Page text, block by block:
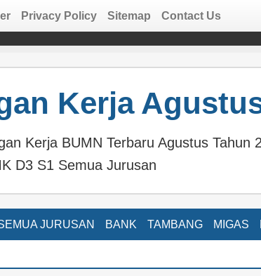
Privacy Policy Sitemap Contact Us
Kerja
Kerja BUMN Terbaru Agustus Tahun
D3 S1 Semua Jurusan
JURUSAN BANK TAMBANG MIGAS